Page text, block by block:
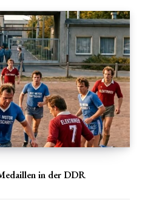
in der DDR